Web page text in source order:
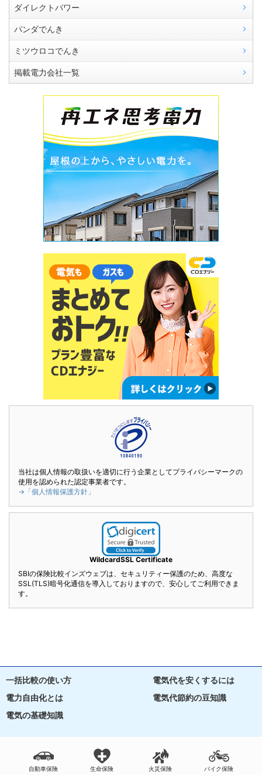
ダイレクトパワー
パンダでんき
ミツウロコでんき
掲載電力会社一覧
当社は個人情報の取扱いを適切に行う企業としてプライバシーマークの
使用を認められた認定事業者です。
→「個人情報保護方針」
WildcardSSL Certificate
SBIの保険比較インズウェブは、セキュリティー保護のため、高度な
SSL(TLS)暗号化通信を導入しておりますので、安心してご利用できま
す。
一括比較の使い方
電気代を安くするには
電力自由化とは
電気代節約の豆知識
電気の基礎知識
自動車保険 生命保険 火災保険 バイク保険